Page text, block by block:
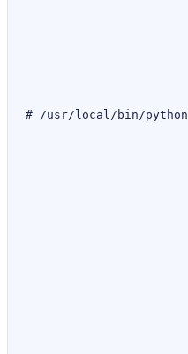
# /usr/local/bin/python